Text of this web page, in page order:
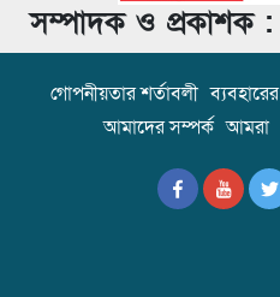
সম্পাদক ও
গোপনীয়তার শর্তাবলী
আমাদের সম্পর্ক আমরা